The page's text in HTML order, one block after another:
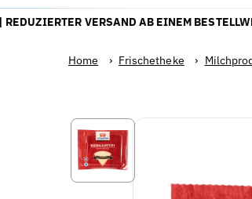
VERSAND AB EINEM BESTELLWERT
Home › Frischetheke ›
Zu
Produktinformationen
Springen
Alle
Details
anzeigen